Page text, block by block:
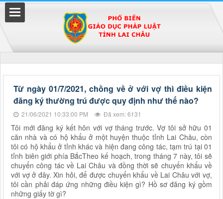
Từ ngày 01/7/2021, chồng về ở với vợ thì điều kiện
đăng ký thường trú được quy định như thế nào?
21/06/2021 10:33:00 PM Đã xem: 6131
Tôi mới đăng ký kết hôn với vợ tháng trước. Vợ tôi sở hữu 01
căn nhà và có hộ khẩu ở một huyện thuộc tỉnh Lai Châu, còn
tôi có hộ khẩu ở tỉnh khác và hiện đang công tác, tạm trú tại 01
tỉnh biên giới phía BắcTheo kế hoạch, trong tháng 7 này, tôi sẽ
chuyển công tác về Lai Châu và đồng thời sẽ chuyển khẩu về
với vợ ở đây. Xin hỏi, để được chuyển khẩu về Lai Châu với vợ,
tôi cần phải đáp ứng những điều kiện gì? Hồ sơ đăng ký gồm
những giấy tờ gì?
Đã kết nối EMC